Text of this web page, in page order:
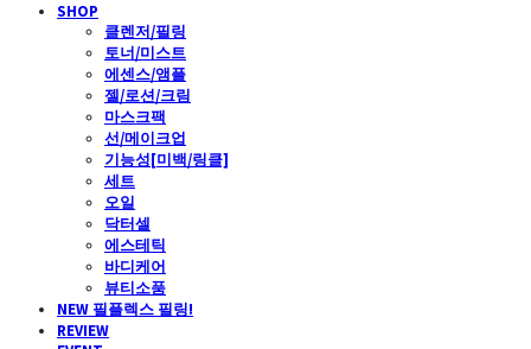
SHOP
클렌저/필링
토너/미스트
에센스/앰플
젤/로션/크림
마스크팩
선/메이크업
기능성[미백/링클]
세트
오일
닥터셀
에스테틱
바디케어
뷰티소품
NEW 필플렉스 필링!
REVIEW